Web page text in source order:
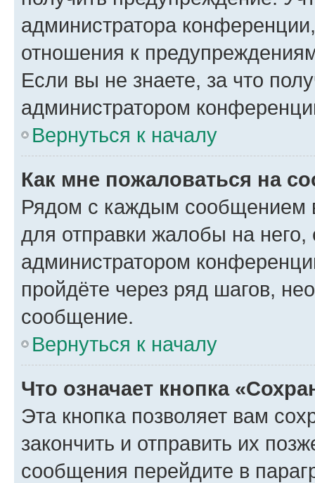
администратора
отношения к
Если вы не знаете, за что
администратором
Вернуться к началу
Как мне пожаловаться на
Рядом с каждым сообщением
для отправки жалобы на
администратором
пройдёте через ряд шагов,
сообщение.
Вернуться к началу
Что означает кнопка
Эта кнопка позволяет вам
закончить и отправить их
сообщения перейдите в